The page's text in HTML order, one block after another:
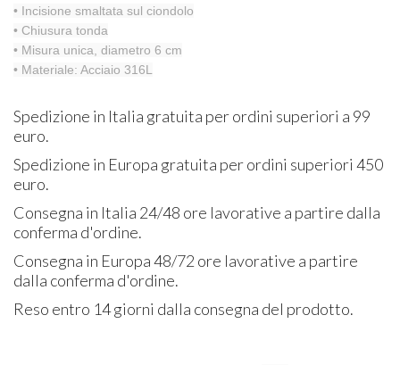
• Incisione smaltata sul ciondolo
• Chiusura tonda
• Misura unica, diametro 6 cm
• Materiale: Acciaio 316L
Spedizione in Italia gratuita per ordini superiori a 99
euro.
Spedizione in Europa gratuita per ordini superiori 450
euro.
Consegna in Italia 24/48 ore lavorative a partire dalla
conferma d'ordine.
Consegna in Europa 48/72 ore lavorative a partire
dalla conferma d'ordine.
Reso entro 14 giorni dalla consegna del prodotto.